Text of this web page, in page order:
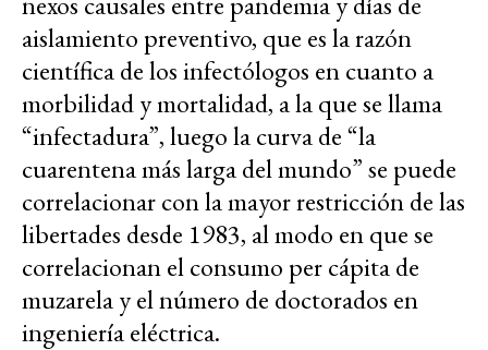
aislamiento preventivo, que es la razón
científica de los infectólogos en cuanto a
morbilidad y mortalidad, a la que se llama
“infectadura”, luego la curva de “la
cuarentena más larga del mundo” se puede
correlacionar con la mayor restricción de las
libertades desde 1983, al modo en que se
correlacionan el consumo per cápita de
muzarela y el número de doctorados en
ingeniería eléctrica.